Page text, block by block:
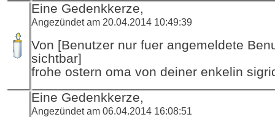
Eine Gedenkkerze,
Angezündet am 20.04.2014 10:49:39
Von [Benutzer nur fuer angemeldete
sichtbar]
frohe ostern oma von deiner enkelin
Eine Gedenkkerze,
Angezündet am 06.04.2014 16:08:51